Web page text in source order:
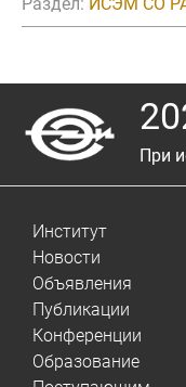
При
Институт
Новости
Объявления
Публикации
Конференции
Образование